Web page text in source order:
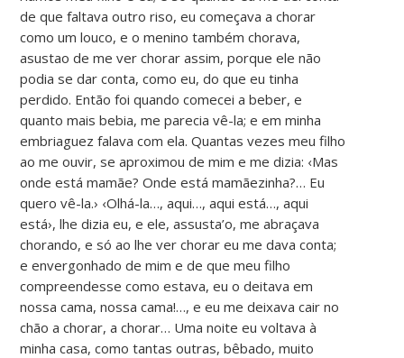
de que faltava outro riso, eu começava a chorar
como um louco, e o menino também chorava,
asustao de me ver chorar assim, porque ele não
podia se dar conta, como eu, do que eu tinha
perdido. Então foi quando comecei a beber, e
quanto mais bebia, me parecia vê-la; e em minha
embriaguez falava com ela. Quantas vezes meu filho
ao me ouvir, se aproximou de mim e me dizia: ‹Mas
onde está mamãe? Onde está mamãezinha?… Eu
quero vê-la.› ‹Olhá-la…, aqui…, aqui está…, aqui
está›, lhe dizia eu, e ele, assusta’o, me abraçava
chorando, e só ao lhe ver chorar eu me dava conta;
e envergonhado de mim e de que meu filho
compreendesse como estava, eu o deitava em
nossa cama, nossa cama!…, e eu me deixava cair no
chão a chorar, a chorar… Uma noite eu voltava à
minha casa, como tantas outras, bêbado, muito